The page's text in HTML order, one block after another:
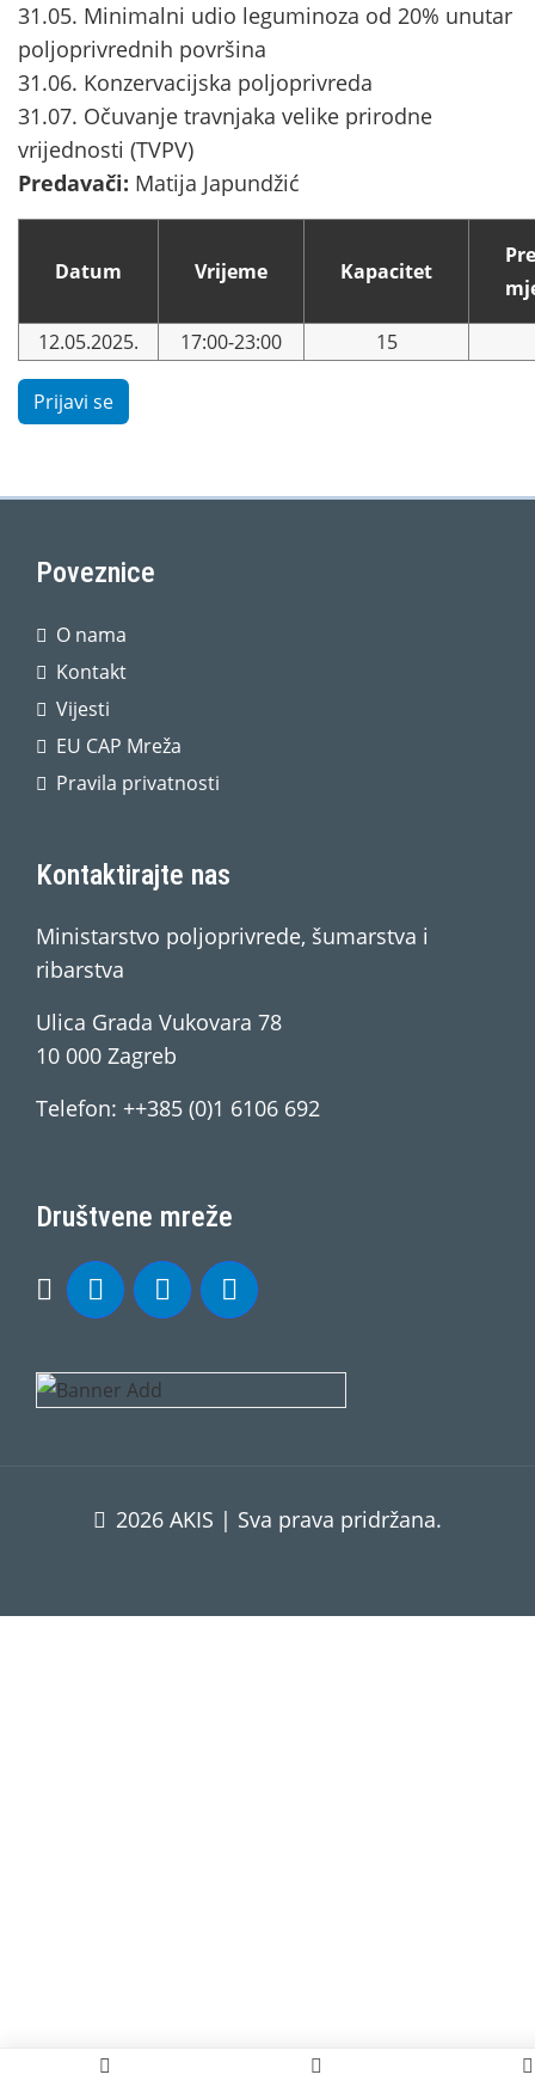
31.05. Minimalni udio leguminoza od 20% unutar
poljoprivrednih površina
31.06. Konzervacijska poljoprivreda
31.07. Očuvanje travnjaka velike prirodne
vrijednosti (TVPV)
Predavači: Matija Japundžić
Datum Vrijeme Kapacitet
12.05.2025. 17:00-23:00 15
Prijavi se
Poveznice
O nama
Kontakt
Vijesti
EU CAP Mreža
Pravila privatnosti
Kontaktirajte nas
Ministarstvo poljoprivrede, šumarstva i
ribarstva
Ulica Grada Vukovara 78
10 000 Zagreb
Telefon: ++385 (0)1 6106 692
Društvene mreže
2026 AKIS | Sva prava pridržana.